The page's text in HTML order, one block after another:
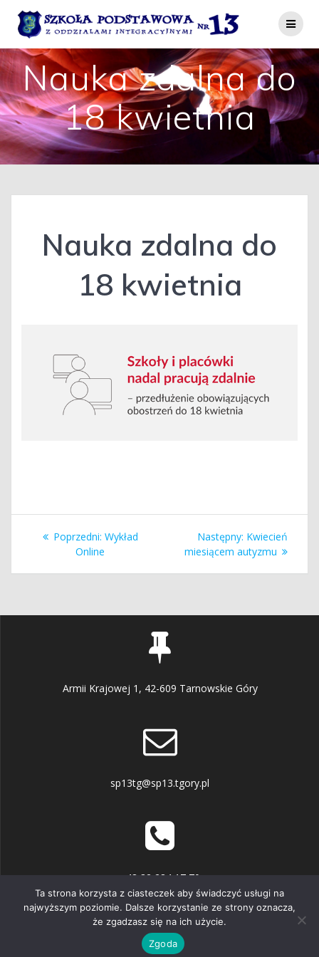
do
treści
Nauka zdalna do
18 kwietnia
Nauka zdalna do
18 kwietnia
Nawigacja
wpisu
Poprzedni: Poprzedni
wpis:
Wykład
Online
Następny: Następny
wpis:
Kwiecień
miesiącem autyzmu
Armii Krajowej 1, 42-609 Tarnowskie Góry
sp13tg@sp13.tgory.pl
+48 32 284 17 70
© 2026 . Zbudowano przy użyciu WordPressa i
Mesmerize
Ta strona korzysta z ciasteczek aby świadczyć usługi na
najwyższym poziomie. Dalsze korzystanie ze strony oznacza,
że zgadzasz się na ich użycie.
Zgoda